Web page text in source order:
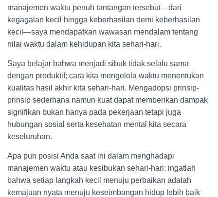
manajemen waktu penuh tantangan tersebut—dari
kegagalan kecil hingga keberhasilan demi keberhasilan
kecil—saya mendapatkan wawasan mendalam tentang
nilai waktu dalam kehidupan kita sehari-hari.
Saya belajar bahwa menjadi sibuk tidak selalu sama
dengan produktif; cara kita mengelola waktu menentukan
kualitas hasil akhir kita sehari-hari. Mengadopsi prinsip-
prinsip sederhana namun kuat dapat memberikan dampak
signifikan bukan hanya pada pekerjaan tetapi juga
hubungan sosial serta kesehatan mental kita secara
keseluruhan.
Apa pun posisi Anda saat ini dalam menghadapi
manajemen waktu atau kesibukan sehari-hari: ingatlah
bahwa setiap langkah kecil menuju perbaikan adalah
kemajuan nyata menuju keseimbangan hidup lebih baik